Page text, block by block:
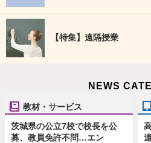
【特集】遠隔授業
NEWS
教材・サービス
茨城県の公立7校で校長を公
募、教員免許不問…エン